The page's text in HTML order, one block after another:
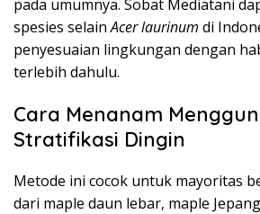
pada umumnya. Sobat Mediatani
spesies selainAcer laurinum di
penyesuaian lingkungan dengan
terlebih dahulu.
Cara Menanam
Stratifikasi Dingin
Metode ini cocok untuk mayoritas
dari maple daun lebar, maple